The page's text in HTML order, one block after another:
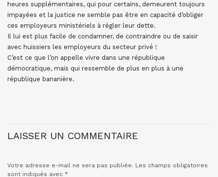
heures supplémentaires, qui pour certains, demeurent toujours
impayées et la justice ne semble pas être en capacité d’obliger
ces employeurs ministériels à régler leur dette.
Il lui est plus facile de condamner, de contraindre ou de saisir
avec huissiers les employeurs du secteur privé !
C’est ce que l’on appelle vivre dans une république
démocratique, mais qui ressemble de plus en plus à une
république bananière.
LAISSER UN COMMENTAIRE
Votre adresse e-mail ne sera pas publiée. Les champs obligatoires
sont indiqués avec *